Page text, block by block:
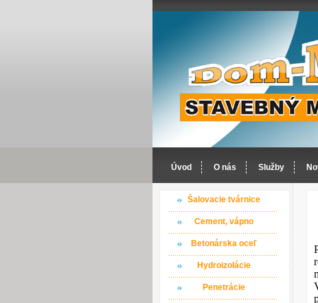
Úvod O nás Služby
Šalovacie tvárnice
Cement, vápno
Betonárska oceľ
Hydroizolácie
Penetrácie